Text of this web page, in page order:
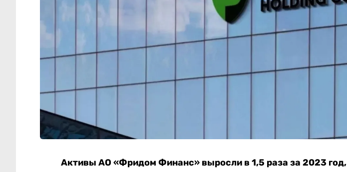
Активы АО «Фридом Финанс» выросли в 1,5 раза за 2023 год,